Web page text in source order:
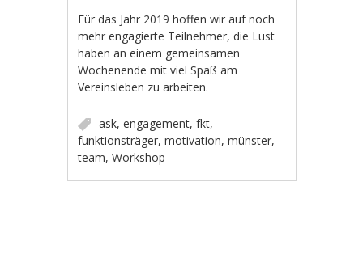
Für das Jahr 2019 hoffen wir auf noch
mehr engagierte Teilnehmer, die Lust
haben an einem gemeinsamen
Wochenende mit viel Spaß am
Vereinsleben zu arbeiten.
ask,engagement,fkt,
funktionsträger,motivation,münster,
team,Workshop